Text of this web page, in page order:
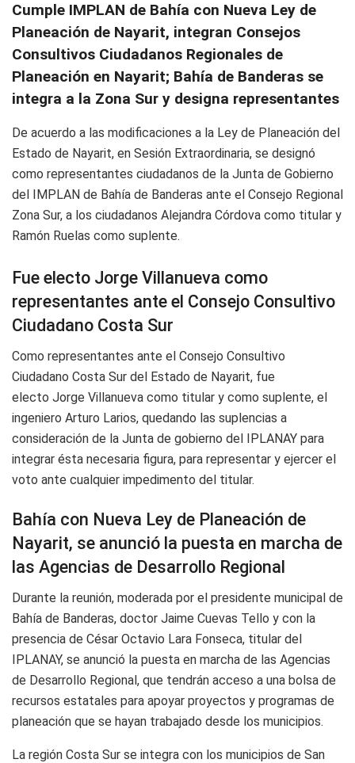
Cumple IMPLAN de Bahía con Nueva Ley de
Planeación de Nayarit, integran Consejos
Consultivos Ciudadanos Regionales de
Planeación en Nayarit; Bahía de Banderas se
integra a la Zona Sur y designa representantes
De acuerdo a las modificaciones a la Ley de Planeación del
Estado de Nayarit, en Sesión Extraordinaria, se designó
como representantes ciudadanos de la Junta de Gobierno
del IMPLAN de Bahía de Banderas ante el Consejo Regional
Zona Sur, a los ciudadanos Alejandra Córdova como titular y
Ramón Ruelas como suplente.
Fue electo Jorge Villanueva como
representantes ante el Consejo Consultivo
Ciudadano Costa Sur
Como representantes ante el Consejo Consultivo
Ciudadano Costa Sur del Estado de Nayarit, fue
electo Jorge Villanueva como titular y como suplente, el
ingeniero Arturo Larios, quedando las suplencias a
consideración de la Junta de gobierno del IPLANAY para
integrar ésta necesaria figura, para representar y ejercer el
voto ante cualquier impedimento del titular.
Bahía con Nueva Ley de Planeación de
Nayarit, se anunció la puesta en marcha de
las Agencias de Desarrollo Regional
Durante la reunión, moderada por el presidente municipal de
Bahía de Banderas, doctor Jaime Cuevas Tello y con la
presencia de César Octavio Lara Fonseca, titular del
IPLANAY, se anunció la puesta en marcha de las Agencias
de Desarrollo Regional, que tendrán acceso a una bolsa de
recursos estatales para apoyar proyectos y programas de
planeación que se hayan trabajado desde los municipios.
La región Costa Sur se integra con los municipios de San